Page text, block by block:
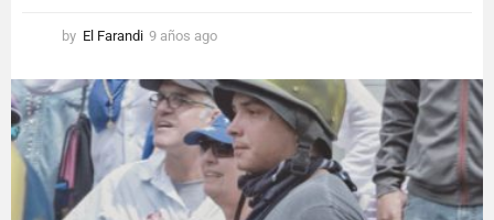
by El Farandi 9 años ago
ñ
s
a
g
o